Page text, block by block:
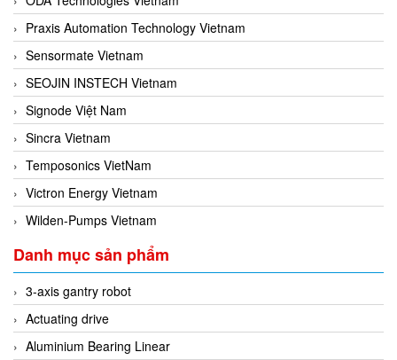
Praxis Automation Technology Vietnam
Sensormate Vietnam
SEOJIN INSTECH Vietnam
Signode Việt Nam
Sincra Vietnam
Temposonics VietNam
Victron Energy Vietnam
Wilden-Pumps Vietnam
Danh mục sản phẩm
3-axis gantry robot
Actuating drive
Aluminium Bearing Linear